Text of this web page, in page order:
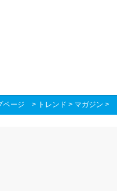
ページ > トレンド > マガジン >